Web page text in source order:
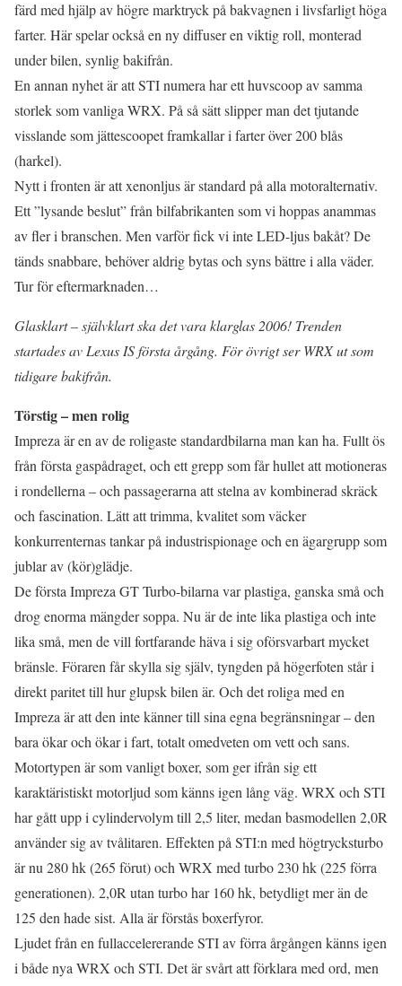
färd med hjälp av högre marktryck på bakvagnen i livsfarligt höga
farter. Här spelar också en ny diffuser en viktig roll, monterad
under bilen, synlig bakifrån.
En annan nyhet är att STI numera har ett huvscoop av samma
storlek som vanliga WRX. På så sätt slipper man det tjutande
visslande som jättescoopet framkallar i farter över 200 blås
(harkel).
Nytt i fronten är att xenonljus är standard på alla motoralternativ.
Ett ”lysande beslut” från bilfabrikanten som vi hoppas anammas
av fler i branschen. Men varför fick vi inte LED-ljus bakåt? De
tänds snabbare, behöver aldrig bytas och syns bättre i alla väder.
Tur för eftermarknaden…
Glasklart – självklart ska det vara klarglas 2006! Trenden
startades av Lexus IS första årgång. För övrigt ser WRX ut som
tidigare bakifrån.
Törstig – men rolig
Impreza är en av de roligaste standardbilarna man kan ha. Fullt ös
från första gaspådraget, och ett grepp som får hullet att motioneras
i rondellerna – och passagerarna att stelna av kombinerad skräck
och fascination. Lätt att trimma, kvalitet som väcker
konkurrenternas tankar på industrispionage och en ägargrupp som
jublar av (kör)glädje.
De första Impreza GT Turbo-bilarna var plastiga, ganska små och
drog enorma mängder soppa. Nu är de inte lika plastiga och inte
lika små, men de vill fortfarande häva i sig oförsvarbart mycket
bränsle. Föraren får skylla sig själv, tyngden på högerfoten står i
direkt paritet till hur glupsk bilen är. Och det roliga med en
Impreza är att den inte känner till sina egna begränsningar – den
bara ökar och ökar i fart, totalt omedveten om vett och sans.
Motortypen är som vanligt boxer, som ger ifrån sig ett
karaktäristiskt motorljud som känns igen lång väg. WRX och STI
har gått upp i cylindervolym till 2,5 liter, medan basmodellen 2,0R
använder sig av tvålitaren. Effekten på STI:n med högtrycksturbo
är nu 280 hk (265 förut) och WRX med turbo 230 hk (225 förra
generationen). 2,0R utan turbo har 160 hk, betydligt mer än de
125 den hade sist. Alla är förstås boxerfyror.
Ljudet från en fullaccelererande STI av förra årgången känns igen
i både nya WRX och STI. Det är svårt att förklara med ord, men